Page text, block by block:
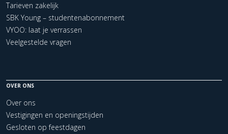
Tarieven zakelijk
SBK Young – studentenabonnement
VYOO: laat je verrassen
Veelgestelde vragen
OVER ONS
Over ons
Vestigingen en openingstijden
Gesloten op feestdagen